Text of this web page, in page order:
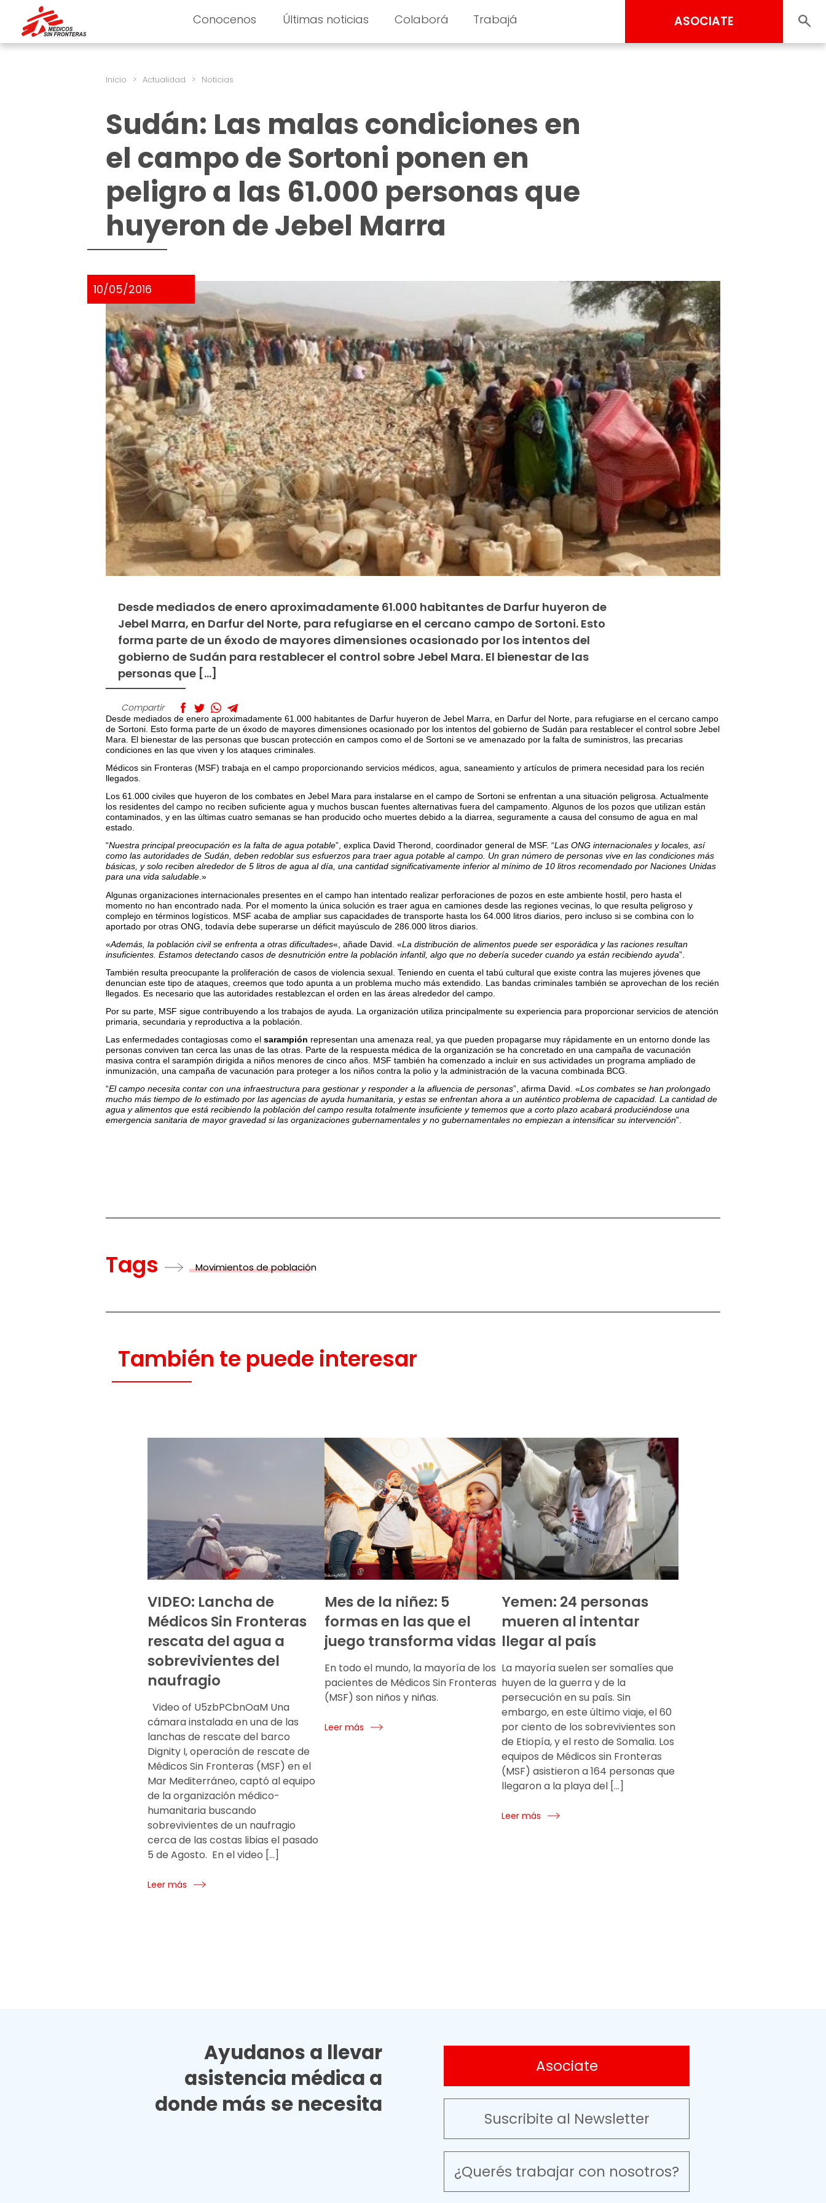
Conocenos Últimas noticias Colaborá Trabajá ASOCIATE
Inicio > Actualidad > Noticias
Sudán: Las malas condiciones en
el campo de Sortoni ponen en
peligro a las 61.000 personas que
huyeron de Jebel Marra
10/05/2016
Desde mediados de enero aproximadamente 61.000 habitantes de Darfur huyeron de
Jebel Marra, en Darfur del Norte, para refugiarse en el cercano campo de Sortoni. Esto
forma parte de un éxodo de mayores dimensiones ocasionado por los intentos del
gobierno de Sudán para restablecer el control sobre Jebel Mara. El bienestar de las
personas que […]
Compartir
Desde mediados de enero aproximadamente 61.000 habitantes de Darfur huyeron de Jebel Marra, en Darfur del Norte, para refugiarse en el cercano campo
de Sortoni. Esto forma parte de un éxodo de mayores dimensiones ocasionado por los intentos del gobierno de Sudán para restablecer el control sobre Jebel
Mara. El bienestar de las personas que buscan protección en campos como el de Sortoni se ve amenazado por la falta de suministros, las precarias
condiciones en las que viven y los ataques criminales.
Médicos sin Fronteras (MSF) trabaja en el campo proporcionando servicios médicos, agua, saneamiento y artículos de primera necesidad para los recién
llegados.
Los 61.000 civiles que huyeron de los combates en Jebel Mara para instalarse en el campo de Sortoni se enfrentan a una situación peligrosa. Actualmente
los residentes del campo no reciben suficiente agua y muchos buscan fuentes alternativas fuera del campamento. Algunos de los pozos que utilizan están
contaminados, y en las últimas cuatro semanas se han producido ocho muertes debido a la diarrea, seguramente a causa del consumo de agua en mal
estado.
“Nuestra principal preocupación es la falta de agua potable”, explica David Therond, coordinador general de MSF. “Las ONG internacionales y locales, así
como las autoridades de Sudán, deben redoblar sus esfuerzos para traer agua potable al campo. Un gran número de personas vive en las condiciones más
básicas, y solo reciben alrededor de 5 litros de agua al día, una cantidad significativamente inferior al mínimo de 10 litros recomendado por Naciones Unidas
para una vida saludable.»
Algunas organizaciones internacionales presentes en el campo han intentado realizar perforaciones de pozos en este ambiente hostil, pero hasta el
momento no han encontrado nada. Por el momento la única solución es traer agua en camiones desde las regiones vecinas, lo que resulta peligroso y
complejo en términos logísticos. MSF acaba de ampliar sus capacidades de transporte hasta los 64.000 litros diarios, pero incluso si se combina con lo
aportado por otras ONG, todavía debe superarse un déficit mayúsculo de 286.000 litros diarios.
«Además, la población civil se enfrenta a otras dificultades«, añade David. «La distribución de alimentos puede ser esporádica y las raciones resultan
insuficientes. Estamos detectando casos de desnutrición entre la población infantil, algo que no debería suceder cuando ya están recibiendo ayuda”.
También resulta preocupante la proliferación de casos de violencia sexual. Teniendo en cuenta el tabú cultural que existe contra las mujeres jóvenes que
denuncian este tipo de ataques, creemos que todo apunta a un problema mucho más extendido. Las bandas criminales también se aprovechan de los recién
llegados. Es necesario que las autoridades restablezcan el orden en las áreas alrededor del campo.
Por su parte, MSF sigue contribuyendo a los trabajos de ayuda. La organización utiliza principalmente su experiencia para proporcionar servicios de atención
primaria, secundaria y reproductiva a la población.
Las enfermedades contagiosas como el sarampión representan una amenaza real, ya que pueden propagarse muy rápidamente en un entorno donde las
personas conviven tan cerca las unas de las otras. Parte de la respuesta médica de la organización se ha concretado en una campaña de vacunación
masiva contra el sarampión dirigida a niños menores de cinco años. MSF también ha comenzado a incluir en sus actividades un programa ampliado de
inmunización, una campaña de vacunación para proteger a los niños contra la polio y la administración de la vacuna combinada BCG.
“El campo necesita contar con una infraestructura para gestionar y responder a la afluencia de personas”, afirma David. «Los combates se han prolongado
mucho más tiempo de lo estimado por las agencias de ayuda humanitaria, y estas se enfrentan ahora a un auténtico problema de capacidad. La cantidad de
agua y alimentos que está recibiendo la población del campo resulta totalmente insuficiente y tememos que a corto plazo acabará produciéndose una
emergencia sanitaria de mayor gravedad si las organizaciones gubernamentales y no gubernamentales no empiezan a intensificar su intervención”.
Tags Movimientos de población
También te puede interesar
VIDEO: Lancha de
Médicos Sin Fronteras
rescata del agua a
sobrevivientes del
naufragio
Video of U5zbPCbnOaM Una
cámara instalada en una de las
lanchas de rescate del barco
Dignity I, operación de rescate de
Médicos Sin Fronteras (MSF) en el
Mar Mediterráneo, captó al equipo
de la organización médico-
humanitaria buscando
sobrevivientes de un naufragio
cerca de las costas libias el pasado
5 de Agosto. En el video […]
Leer más
Mes de la niñez: 5
formas en las que el
juego transforma vidas
En todo el mundo, la mayoría de los
pacientes de Médicos Sin Fronteras
(MSF) son niños y niñas.
Leer más
Yemen: 24 personas
mueren al intentar
llegar al país
La mayoría suelen ser somalíes que
huyen de la guerra y de la
persecución en su país. Sin
embargo, en este último viaje, el 60
por ciento de los sobrevivientes son
de Etiopía, y el resto de Somalia. Los
equipos de Médicos sin Fronteras
(MSF) asistieron a 164 personas que
llegaron a la playa del […]
Leer más
Ayudanos a llevar
asistencia médica a
donde más se necesita
Asociate
Suscribite al Newsletter
¿Querés trabajar con nosotros?